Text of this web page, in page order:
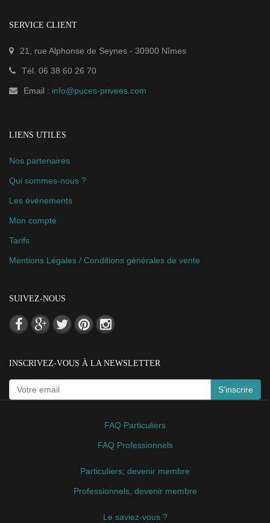
SERVICE CLIENT
21, rue Alphonse de Seynes - 30900 Nîmes
Tél. 06 38 60 26 70
Email : info@puces-privees.com
LIENS UTILES
Nos partenaires
Qui sommes-nous ?
Les événements
Mon compte
Tarifs
Mentions Légales / Conditions générales de vente
SUIVEZ-NOUS
INSCRIVEZ-VOUS À LA NEWSLETTER
S'inscrire
FAQ Particuliers
FAQ Professionnels
Particuliers, devenir membre
Professionnels, devenir membre
Le saviez-vous ?